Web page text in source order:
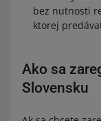
bez nutnosti
ktorej
Ako sa
Slovensku